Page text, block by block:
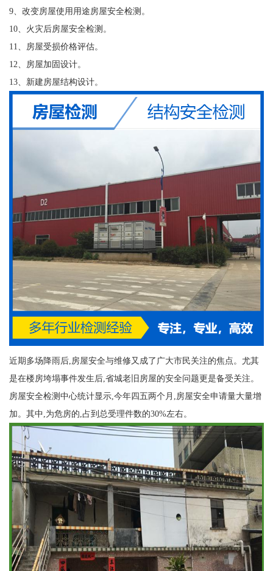
9、改变房屋使用用途房屋安全检测。
10、火灾后房屋安全检测。
11、房屋受损价格评估。
12、房屋加固设计。
13、新建房屋结构设计。
近期多场降雨后,房屋安全与维修又成了广大市民关注的焦点。尤其
是在楼房垮塌事件发生后,省城老旧房屋的安全问题更是备受关注。
房屋安全检测中心统计显示,今年四五两个月,房屋安全申请量大量增
加。其中,为危房的,占到总受理件数的30%左右。